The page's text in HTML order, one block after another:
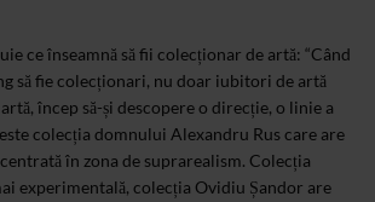
ce înseamnă să fii colecționar de artă: “Când
să fie colecționari, nu doar iubitori de artă
încep să-și descopere o direcție, o linie a
colecția domnului Alexandru Rus care are
în zona de suprarealism. Colecția
experimentală, colecția Ovidiu Șandor are